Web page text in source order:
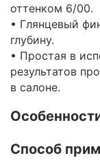
оттенком 6/00.
• Глянцевый
глубину.
• Простая в
результатов
в салоне.
Способ